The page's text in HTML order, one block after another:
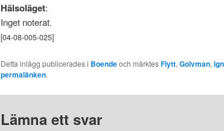
Hälsoläget:
Inget noterat.
[04-08-005-025]
Detta inlägg publicerades i Boendeoch märktesFlytt, Golvman,
permalänken.
Lämna ett svar